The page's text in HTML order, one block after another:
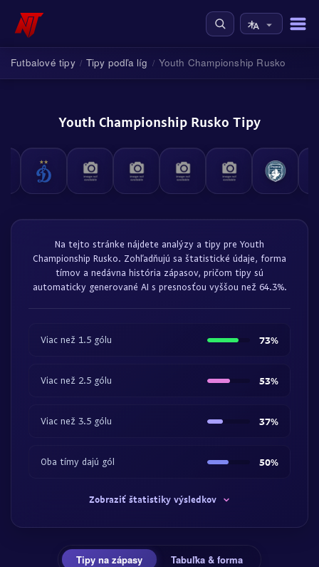
Futbalové tipy / Tipy podľa líg / Youth Championship Rusko
Youth Championship Rusko Tipy
Na tejto stránke nájdete analýzy a tipy pre Youth
Championship Rusko. Zohľadňujú sa štatistické údaje, forma
tímov a nedávna história zápasov, pričom tipy sú
automaticky generované AI s presnosťou vyššou než 64.3%.
Viac než 1.5 gólu 73%
Viac než 2.5 gólu 53%
Viac než 3.5 gólu 37%
Oba tímy dajú gól 50%
Zobraziť štatistiky výsledkov
Tipy na zápasy Tabuľka & forma